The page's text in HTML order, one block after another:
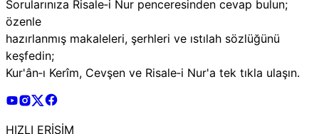
Sorularınıza Risale‑i Nur penceresinden cevap bulun;
özenle
hazırlanmış makaleleri, şerhleri ve ıstılah sözlüğünü
keşfedin;
Kur'ân‑ı Kerîm, Cevşen ve Risale‑i Nur'a tek tıkla ulaşın.
Risale Online Youtube Hesabı
Risale Online Instagram Hesabı
Risale Online X Hesabı
HIZLI ERİŞİM